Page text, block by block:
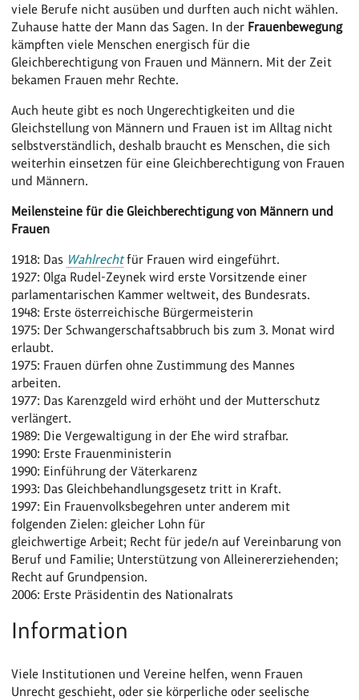
viele Berufe nicht ausüben und durften auch nicht wählen.
Zuhause hatte der Mann das Sagen. In der Frauenbewegung
kämpften viele Menschen energisch für die
Gleichberechtigung von Frauen und Männern. Mit der Zeit
bekamen Frauen mehr Rechte.
Auch heute gibt es noch Ungerechtigkeiten und die
Gleichstellung von Männern und Frauen ist im Alltag nicht
selbstverständlich, deshalb braucht es Menschen, die sich
weiterhin einsetzen für eine Gleichberechtigung von Frauen
und Männern.
Meilensteine für die Gleichberechtigung von Männern und
Frauen
1918: Das Wahlrechtfür Frauen wird eingeführt.
1927: Olga Rudel-Zeynek wird erste Vorsitzende einer
parlamentarischen Kammer weltweit, des Bundesrats.
1948: Erste österreichische Bürgermeisterin
1975: Der Schwangerschaftsabbruch bis zum 3. Monat wird
erlaubt.
1975: Frauen dürfen ohne Zustimmung des Mannes
arbeiten.
1977: Das Karenzgeld wird erhöht und der Mutterschutz
verlängert.
1989: Die Vergewaltigung in der Ehe wird strafbar.
1990: Erste Frauenministerin
1990: Einführung der Väterkarenz
1993: Das Gleichbehandlungsgesetz tritt in Kraft.
1997: Ein Frauenvolksbegehren unter anderem mit
folgenden Zielen: gleicher Lohn für
gleichwertige Arbeit; Recht für jede/n auf Vereinbarung von
Beruf und Familie; Unterstützung von Alleinererziehenden;
Recht auf Grundpension.
2006: Erste Präsidentin des Nationalrats
Information
Viele Institutionen und Vereine helfen, wenn Frauen
Unrecht geschieht, oder sie körperliche oder seelische